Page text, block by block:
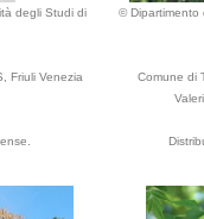
degli Studi di
Friuli Venezia
© Dipartimento
Comune di